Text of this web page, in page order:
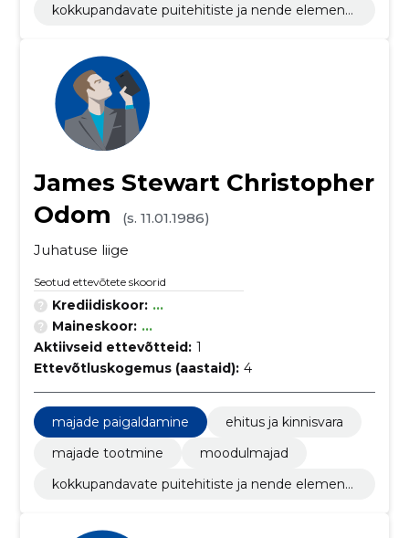
kokkupandavate puitehitiste ja nende elementi
James Stewart Christopher
Odom
(s. 11.01.1986)
Juhatuse liige
Seotud ettevõtete skoorid
Krediidiskoor: ...
Maineskoor: ...
Aktiivseid ettevõtteid: 1
Ettevõtluskogemus (aastaid): 4
majade paigaldamine
ehitus ja kinnisvara
majade tootmine
moodulmajad
kokkupandavate puitehitiste ja nende elementi